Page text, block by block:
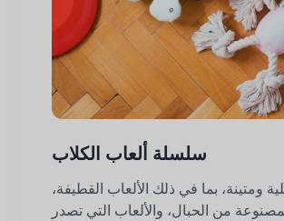
سلسلة ألعاب الكلاب
ومتينة، بما في ذلك الألعاب القطيفة،
من الحبال، والألعاب التي تصدر